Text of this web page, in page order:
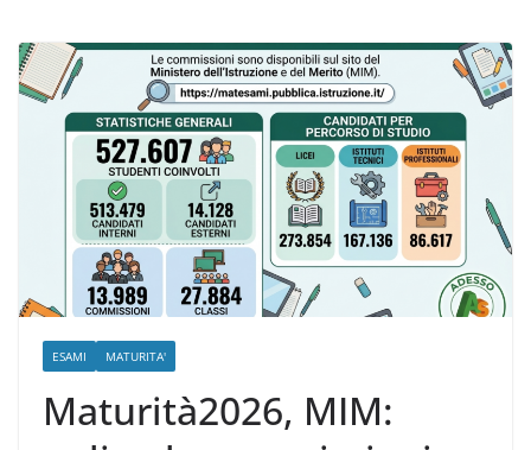
ESAMI MATURITA'
Maturità2026, MIM: